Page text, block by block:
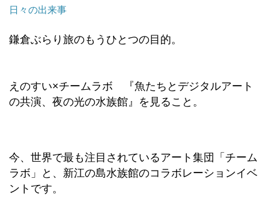
日々の出来事
鎌倉ぶらり旅のもうひとつの目的。
えのすい×チームラボ 『魚たちとデジタルアート
の共演、夜の光の水族館』を見ること。
今、世界で最も注目されているアート集団「チーム
ラボ」と、新江の島水族館のコラボレーションイベ
ントです。